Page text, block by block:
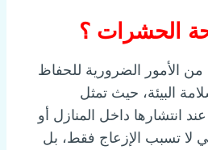
الحشرات ؟
الأمور الضرورية للحفاظ
البيئة، حيث تمثل
انتشارها داخل المنازل أو
لا تسبب الإزعاج فقط، بل